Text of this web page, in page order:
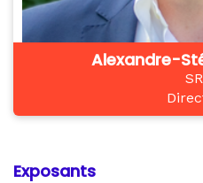
Alexandre-
Exposants